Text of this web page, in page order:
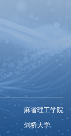
麻省理工学院
剑桥大学